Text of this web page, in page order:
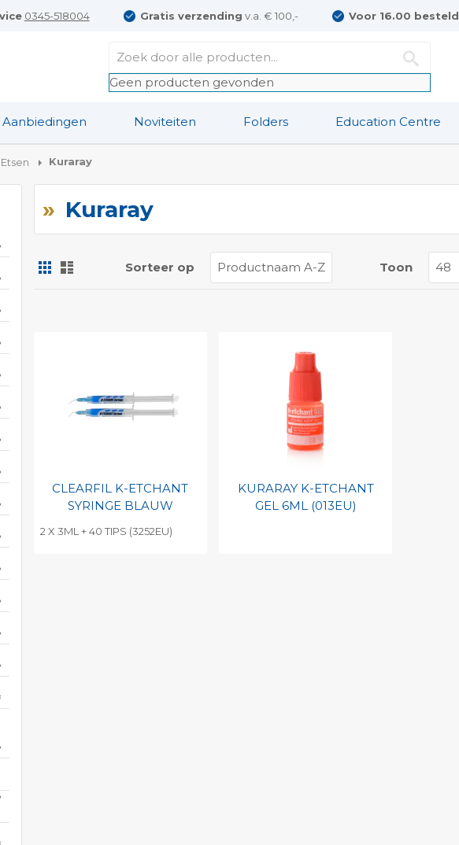
0345-518004 Gratis verzending v.a. € 100,- Voor 16.00 besteld
Geen producten gevonden
Aanbiedingen Noviteiten Folders Education Centre
Etsen Kuraray
Kuraray
Foto-
tabel Toon
Sorteer op
CLEARFIL K-ETCHANT
SYRINGE BLAUW
2 X 3ML + 40 TIPS (3252EU)
KURARAY K-ETCHANT
GEL 6ML (013EU)